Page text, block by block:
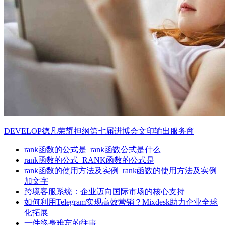
DEVELOP德凡荣耀担纲第七届进博会文印输出服务商
rank函数的公式是_rank函数公式是什么
rank函数的公式_RANK函数的公式是
rank函数的使用方法及实例_rank函数的使用方法及实例
加文字
跨境客服系统：企业迈向国际市场的核心支持
如何利用Telegram实现高效营销？Mixdesk助力企业全球
化拓展